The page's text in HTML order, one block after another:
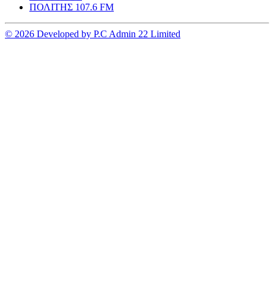
ΠΟΛΙΤΗΣ 107.6 FM
© 2026 Developed by P.C Admin 22 Limited